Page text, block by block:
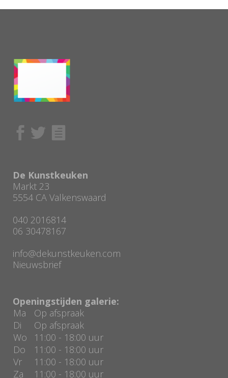
De Kunstkeuken
Markt 23
5554 CA Valkenswaard
040 2016814
06 30478167
info@dekunstkeuken.com
Nieuwsbrief
Openingstijden galerie:
Ma
Op afspraak
Di
Op afspraak
Wo
11:00 - 18:00 uur
Do
11:00 - 18:00 uur
Vr
11:00 - 18:00 uur
Za
11:00 - 18:00 uur